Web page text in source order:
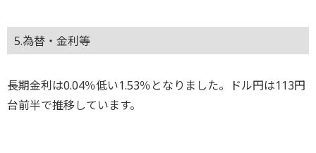
5.為替・金利等
長期金利は0.04％低い1.53％となりました。ドル円は113円
台前半で推移しています。